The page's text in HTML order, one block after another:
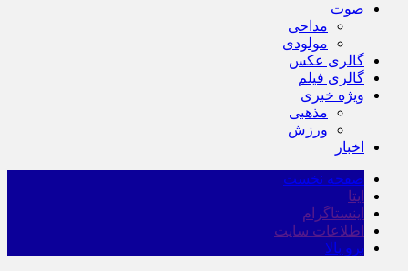
صوت
مداحی
مولودی
گالری عکس
گالری فیلم
ویژه خبری
مذهبی
ورزش
اخبار
صفحه نخست
ایتا
اینستاگرام
اطلاعات سایت
برو بالا